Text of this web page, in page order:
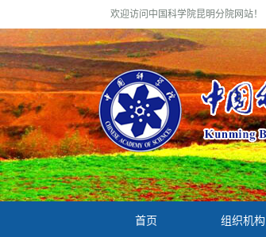
欢迎访问中国科学院昆明分院网站！
首页 组织机构